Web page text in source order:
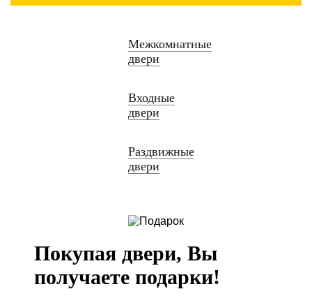
Межкомнатные
двери
Входные
двери
Раздвижные
двери
Покупая двери, Вы
получаете подарки!